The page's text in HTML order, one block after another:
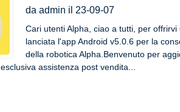
dell'app Android v5.0.6 per
decima generazione
da admin il 23-09-07
Cari utenti Alpha, ciao a tutti, per
lanciata l'app Android v5.0.6 per la
della robotica Alpha.Benvenuto per
assistenza post vendita...